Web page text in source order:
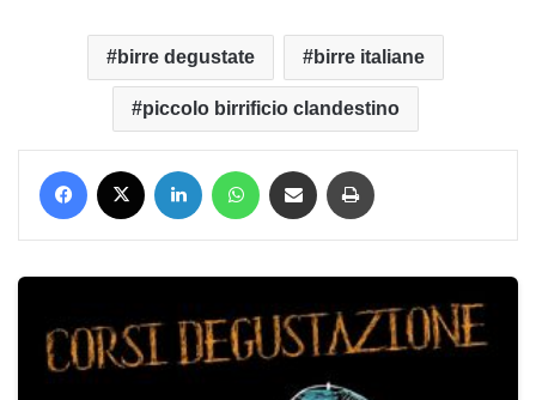
birre degustate birre italiane
piccolo birrificio clandestino
Facebook LinkedIn WhatsApp Condividi via mail